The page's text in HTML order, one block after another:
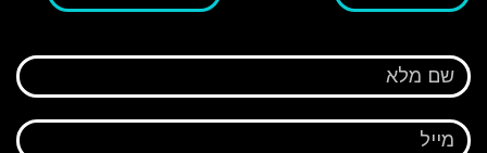
שם מלא
מייל